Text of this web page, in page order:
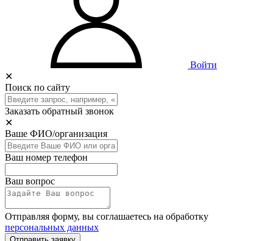
Войти
✕
Поиск по сайту
Заказать обратный звонок
✕
Ваше ФИО/организация
Ваш номер телефон
Ваш вопрос
Отправляя форму, вы соглашаетесь на обработку
персональных данных